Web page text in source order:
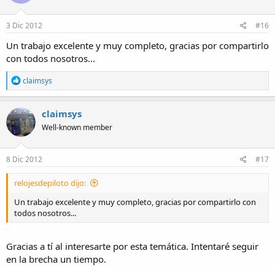
3 Dic 2012 #16
Un trabajo excelente y muy completo, gracias por compartirlo
con todos nosotros...
R
e
a
c
t
i
o
n
s
claimsys
claimsys
Well-known member
8 Dic 2012 #17
relojesdepiloto dijo:
Un trabajo excelente y muy completo, gracias por compartirlo con
todos nosotros...
Gracias a tí al interesarte por esta temática. Intentaré seguir
en la brecha un tiempo.